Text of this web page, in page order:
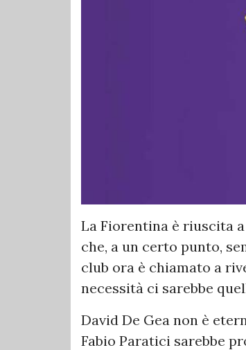
La Fiorentina è riuscita
che, a un certo punto,
club ora è chiamato a
necessità ci sarebbe
David De Gea non è
Fabio Paratici sarebbe